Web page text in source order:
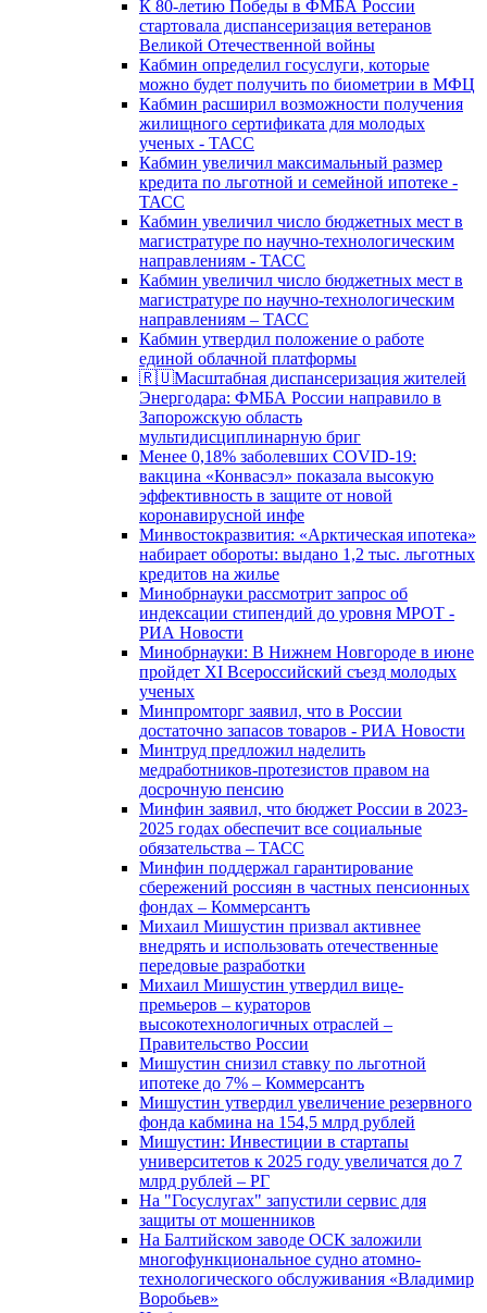
К 80-летию Победы в ФМБА России
стартовала диспансеризация ветеранов
Великой Отечественной войны
Кабмин определил госуслуги, которые
можно будет получить по биометрии в МФЦ
Кабмин расширил возможности получения
жилищного сертификата для молодых
ученых - ТАСС
Кабмин увеличил максимальный размер
кредита по льготной и семейной ипотеке -
ТАСС
Кабмин увеличил число бюджетных мест в
магистратуре по научно-технологическим
направлениям - ТАСС
Кабмин увеличил число бюджетных мест в
магистратуре по научно-технологическим
направлениям – ТАСС
Кабмин утвердил положение о работе
единой облачной платформы
🇷🇺Масштабная диспансеризация жителей
Энергодара: ФМБА России направило в
Запорожскую область
мультидисциплинарную бриг
Менее 0,18% заболевших COVID-19:
вакцина «Конвасэл» показала высокую
эффективность в защите от новой
коронавирусной инфе
Минвостокразвития: «Арктическая ипотека»
набирает обороты: выдано 1,2 тыс. льготных
кредитов на жилье
Минобрнауки рассмотрит запрос об
индексации стипендий до уровня МРОТ -
РИА Новости
Минобрнауки: В Нижнем Новгороде в июне
пройдет XI Всероссийский съезд молодых
ученых
Минпромторг заявил, что в России
достаточно запасов товаров - РИА Новости
Минтруд предложил наделить
медработников-протезистов правом на
досрочную пенсию
Минфин заявил, что бюджет России в 2023-
2025 годах обеспечит все социальные
обязательства – ТАСС
Минфин поддержал гарантирование
сбережений россиян в частных пенсионных
фондах – Коммерсантъ
Михаил Мишустин призвал активнее
внедрять и использовать отечественные
передовые разработки
Михаил Мишустин утвердил вице-
премьеров – кураторов
высокотехнологичных отраслей –
Правительство России
Мишустин снизил ставку по льготной
ипотеке до 7% – Коммерсантъ
Мишустин утвердил увеличение резервного
фонда кабмина на 154,5 млрд рублей
Мишустин: Инвестиции в стартапы
университетов к 2025 году увеличатся до 7
млрд рублей – РГ
На "Госуслугах" запустили сервис для
защиты от мошенников
На Балтийском заводе ОСК заложили
многофункциональное судно атомно-
технологического обслуживания «Владимир
Воробьев»